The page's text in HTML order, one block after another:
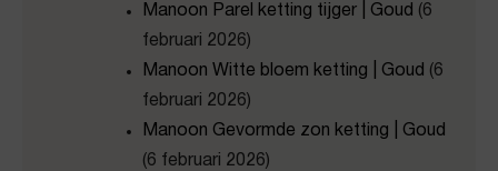
Manoon Parel ketting tijger | Goud (6
februari 2026)
Manoon Witte bloem ketting | Goud (6
februari 2026)
Manoon Gevormde zon ketting | Goud
(6 februari 2026)